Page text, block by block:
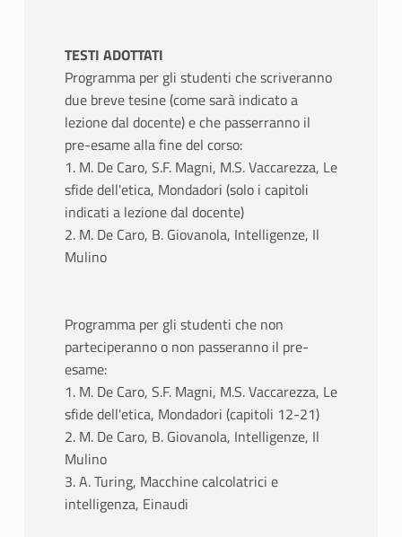
TESTI ADOTTATI
Programma per gli studenti che scriveranno
due breve tesine (come sarà indicato a
lezione dal docente) e che passerranno il
pre-esame alla fine del corso:
1. M. De Caro, S.F. Magni, M.S. Vaccarezza, Le
sfide dell'etica, Mondadori (solo i capitoli
indicati a lezione dal docente)
2. M. De Caro, B. Giovanola, Intelligenze, Il
Mulino
Programma per gli studenti che non
parteciperanno o non passeranno il pre-
esame:
1. M. De Caro, S.F. Magni, M.S. Vaccarezza, Le
sfide dell'etica, Mondadori (capitoli 12-21)
2. M. De Caro, B. Giovanola, Intelligenze, Il
Mulino
3. A. Turing, Macchine calcolatrici e
intelligenza, Einaudi